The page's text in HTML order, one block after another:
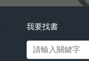
我要找書